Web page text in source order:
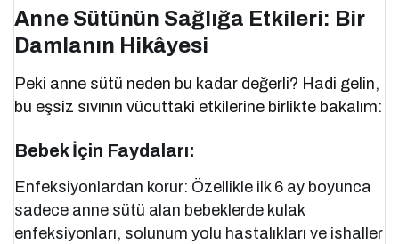
Anne Sütünün Sağlığa Etkileri: Bir
Damlanın Hikâyesi
Peki anne sütü neden bu kadar değerli? Hadi gelin,
bu eşsiz sıvının vücuttaki etkilerine birlikte bakalım:
Bebek İçin Faydaları:
Enfeksiyonlardan korur: Özellikle ilk 6 ay boyunca
sadece anne sütü alan bebeklerde kulak
enfeksiyonları, solunum yolu hastalıkları ve ishaller